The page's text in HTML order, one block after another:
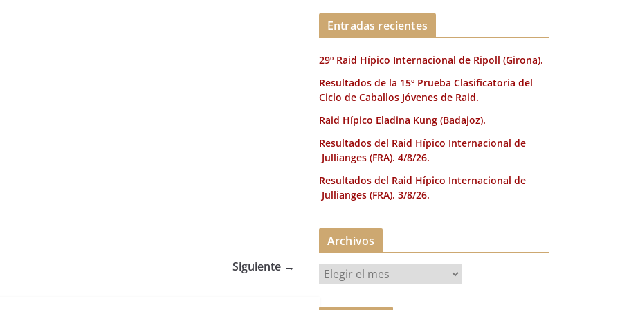
Siguiente →
Entradas recientes
29º Raid Hípico Internacional de Ripoll (Girona).
Resultados de la 15º Prueba Clasificatoria del
Ciclo de Caballos Jóvenes de Raid.
Raid Hípico Eladina Kung (Badajoz).
Resultados del Raid Hípico Internacional de
Jullianges (FRA). 4/8/26.
Resultados del Raid Hípico Internacional de
Jullianges (FRA). 3/8/26.
Archivos
r
c